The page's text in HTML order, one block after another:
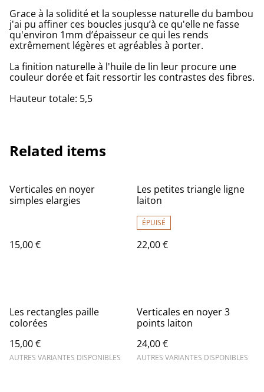
Grace à la solidité et la souplesse naturelle du bambou
j'ai pu affiner ces boucles jusqu’à ce qu'elle ne fasse
qu'environ 1mm d’épaisseur ce qui les rends
extrêmement légères et agréables à porter.
La finition naturelle à l'huile de lin leur procure une
couleur dorée et fait ressortir les contrastes des fibres.
Hauteur totale: 5,5
Related items
Verticales en noyer
simples elargies
15,00 €
Les petites triangle ligne
laiton
ÉPUISÉ
22,00 €
Les rectangles paille
colorées
15,00 €
AUTRES VARIANTES DISPONIBLES
Verticales en noyer 3
points laiton
24,00 €
AUTRES VARIANTES DISPONIBLES